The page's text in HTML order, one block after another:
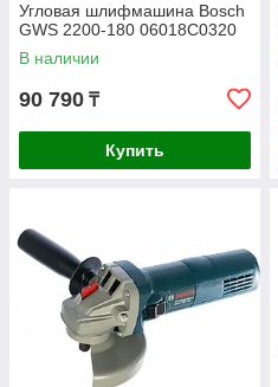
Угловая шлифмашина Bosch
GWS 2200-180 06018C0320
В наличии
90 790 ₸
Купить